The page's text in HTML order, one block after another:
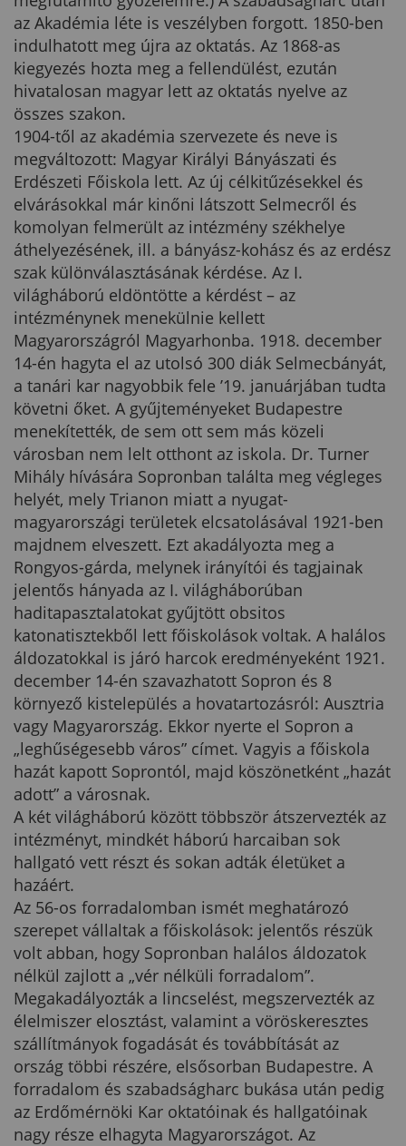
az Akadémia léte is veszélyben forgott. 1850-ben
indulhatott meg újra az oktatás. Az 1868-as
kiegyezés hozta meg a fellendülést, ezután
hivatalosan magyar lett az oktatás nyelve az
összes szakon.
1904-től az akadémia szervezete és neve is
megváltozott: Magyar Királyi Bányászati és
Erdészeti Főiskola lett. Az új célkitűzésekkel és
elvárásokkal már kinőni látszott Selmecről és
komolyan felmerült az intézmény székhelye
áthelyezésének, ill. a bányász-kohász és az erdész
szak különválasztásának kérdése. Az I.
világháború eldöntötte a kérdést – az
intézménynek menekülnie kellett
Magyarországról Magyarhonba. 1918. december
14-én hagyta el az utolsó 300 diák Selmecbányát,
a tanári kar nagyobbik fele ’19. januárjában tudta
követni őket. A gyűjteményeket Budapestre
menekítették, de sem ott sem más közeli
városban nem lelt otthont az iskola. Dr. Turner
Mihály hívására Sopronban találta meg végleges
helyét, mely Trianon miatt a nyugat-
magyarországi területek elcsatolásával 1921-ben
majdnem elveszett. Ezt akadályozta meg a
Rongyos-gárda, melynek irányítói és tagjainak
jelentős hányada az I. világháborúban
haditapasztalatokat gyűjtött obsitos
katonatisztekből lett főiskolások voltak. A halálos
áldozatokkal is járó harcok eredményeként 1921.
december 14-én szavazhatott Sopron és 8
környező kistelepülés a hovatartozásról: Ausztria
vagy Magyarország. Ekkor nyerte el Sopron a
„leghűségesebb város” címet. Vagyis a főiskola
hazát kapott Soprontól, majd köszönetként „hazát
adott” a városnak.
A két világháború között többször átszervezték az
intézményt, mindkét háború harcaiban sok
hallgató vett részt és sokan adták életüket a
hazáért.
Az 56-os forradalomban ismét meghatározó
szerepet vállaltak a főiskolások: jelentős részük
volt abban, hogy Sopronban halálos áldozatok
nélkül zajlott a „vér nélküli forradalom”.
Megakadályozták a lincselést, megszervezték az
élelmiszer elosztást, valamint a vöröskeresztes
szállítmányok fogadását és továbbítását az
ország többi részére, elsősorban Budapestre. A
forradalom és szabadságharc bukása után pedig
az Erdőmérnöki Kar oktatóinak és hallgatóinak
nagy része elhagyta Magyarországot. Az